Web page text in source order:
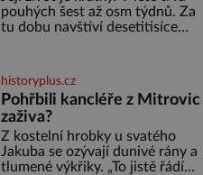
pomoc, co se hlídání týče. Dalo
by se
pouhých šest až osm týdnů. Za
tu dobu navštíví desetitisíce
medu – zhruba jednu čajovou
lžičku. Sama o sobě se může
zdát bezvýznamná. Teprve když
se spojí s dalšími desítkami tisíc
příslušnic svého včelstva,
vznikne jeden z
nejdokonalejších organismů
historyplus.cz
Pohřbili kancléře z Mitrovic
zaživa?
Z kostelní hrobky u svatého
Jakuba se ozývají dunivé rány a
tlumené výkřiky. „To jistě řádí